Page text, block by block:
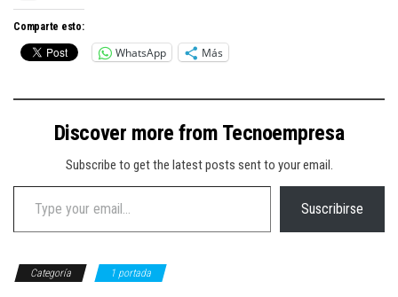
Comparte esto:
WhatsApp Más
Discover more from Tecnoempresa
Subscribe to get the latest posts sent to your email.
Type your email…
Suscribirse
Categoría 1 portada